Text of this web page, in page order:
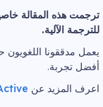
للترجمة الآلية.
يعمل مدققونا اللغويون
أفضل تجربة.
اعرف المزيد عن